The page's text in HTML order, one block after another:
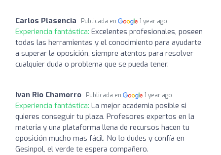
Carlos Plasencia Publicada en 1 year ago
Experiencia fantástica: Excelentes profesionales, poseen
todas las herramientas y el conocimiento para ayudarte
a superar la oposición, siempre atentos para resolver
cualquier duda o problema que se pueda tener.
Ivan Rio Chamorro Publicada en 1 year ago
Experiencia fantástica: La mejor academia posible si
quieres conseguir tu plaza. Profesores expertos en la
materia y una plataforma llena de recursos hacen tu
oposición mucho mas fácil. No lo dudes y confía en
Gesinpol, el verde te espera compañero.